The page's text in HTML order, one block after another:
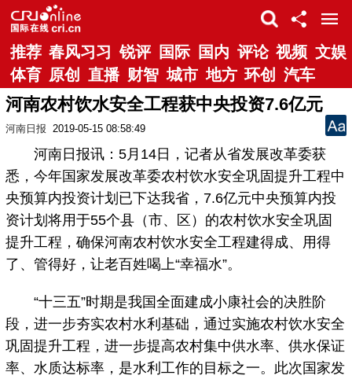
推荐 春风习习 锐评 国际 国内 评论 视频 文娱
体育 原创 直播 财智 城市 地方 环创 汽车
河南农村饮水安全工程获中央投资7.6亿元
河南日报 2019-05-15 08:58:49
河南日报讯：5月14日，记者从省发展改革委获
悉，今年国家发展改革委农村饮水安全巩固提升工程中
央预算内投资计划已下达我省，7.6亿元中央预算内投
资计划将用于55个县（市、区）的农村饮水安全巩固
提升工程，确保河南农村饮水安全工程建得成、用得
了、管得好，让老百姓喝上“幸福水”。
“十三五”时期是我国全面建成小康社会的决胜阶
段，进一步夯实农村水利基础，通过实施农村饮水安全
巩固提升工程，进一步提高农村集中供水率、供水保证
率、水质达标率，是水利工作的目标之一。此次国家发